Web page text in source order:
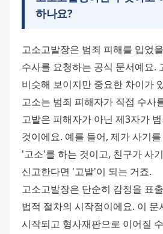
하나요?
고소고발장은 범죄 피해를 입었
수사를 요청하는 공식 문서예요.
비슷해 보이지만 중요한 차이가
고소는 범죄 피해자가 직접 수사
고발은 피해자가 아닌 제3자가
것이에요. 예를 들어, 제가 사기
'고소'를 하는 것이고, 친구가 사
신고한다면 '고발'이 되는 거죠.
고소고발장은 단순히 감정을 표
법적 절차의 시작점이에요. 이 문
시작되고 형사재판으로 이어질